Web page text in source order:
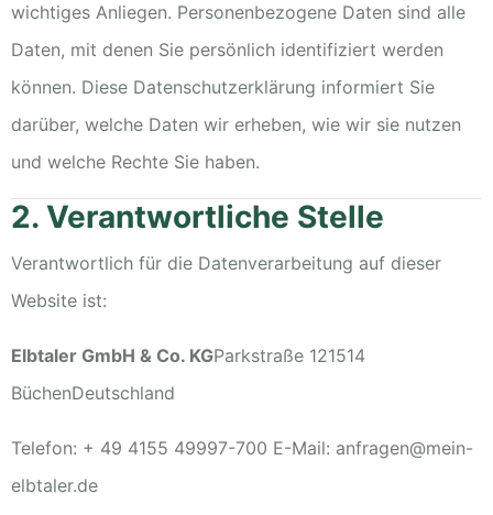
wichtiges Anliegen. Personenbezogene Daten sind alle
Daten, mit denen Sie persönlich identifiziert werden
können. Diese Datenschutzerklärung informiert Sie
darüber, welche Daten wir erheben, wie wir sie nutzen
und welche Rechte Sie haben.
2. Verantwortliche Stelle
Verantwortlich für die Datenverarbeitung auf dieser
Website ist:
Elbtaler GmbH & Co. KGParkstraße 121514
BüchenDeutschland
Telefon: + 49 4155 49997-700 E-Mail: anfragen@mein-
elbtaler.de